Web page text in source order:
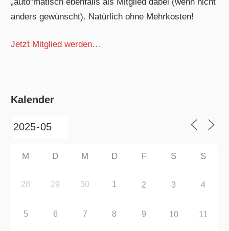
anders gewünscht). Natürlich ohne Mehrkosten!
Jetzt Mitglied werden…
Kalender
M D M D F S S
28 29 30 1 2 3 4
5 6 7 8 9 10 11